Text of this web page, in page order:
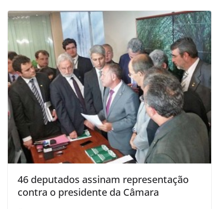
46 deputados assinam representação
contra o presidente da Câmara